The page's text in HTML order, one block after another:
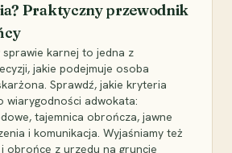
Praktyczny przewodnik
karnej to jedna z
jakie podejmuje osoba
Sprawdź, jakie kryteria
wiarygodności adwokata:
tajemnica obrończa, jawne
i komunikacja. Wyjaśniamy też
obrońcę z urzędu na gruncie